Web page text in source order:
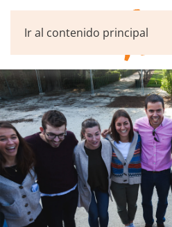
Ir al contenido principal